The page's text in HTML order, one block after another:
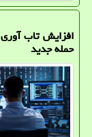
حمله جدید